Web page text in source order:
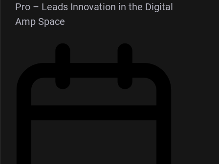
Pro – Leads Innovation in the Digital
Amp Space